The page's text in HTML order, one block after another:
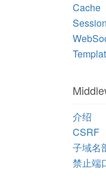
Cache
Session
介绍
CSRF
子域名
禁止端